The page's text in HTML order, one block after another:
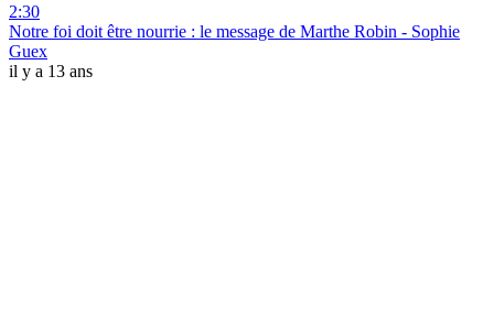
2:30
Notre foi doit être nourrie : le message de Marthe Robin - Sophie
Guex
il y a 13 ans